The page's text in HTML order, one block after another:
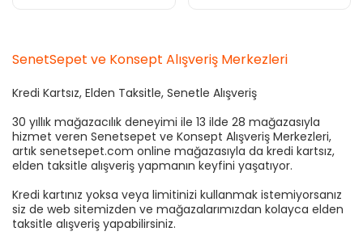
SenetSepet ve Konsept Alışveriş Merkezleri
Kredi Kartsız, Elden Taksitle, Senetle Alışveriş
30 yıllık mağazacılık deneyimi ile 13 ilde 28 mağazasıyla
hizmet veren Senetsepet ve Konsept Alışveriş Merkezleri,
artık senetsepet.com online mağazasıyla da kredi kartsız,
elden taksitle alışveriş yapmanın keyfini yaşatıyor.
Kredi kartınız yoksa veya limitinizi kullanmak istemiyorsanız
siz de web sitemizden ve mağazalarımızdan kolayca elden
taksitle alışveriş yapabilirsiniz.